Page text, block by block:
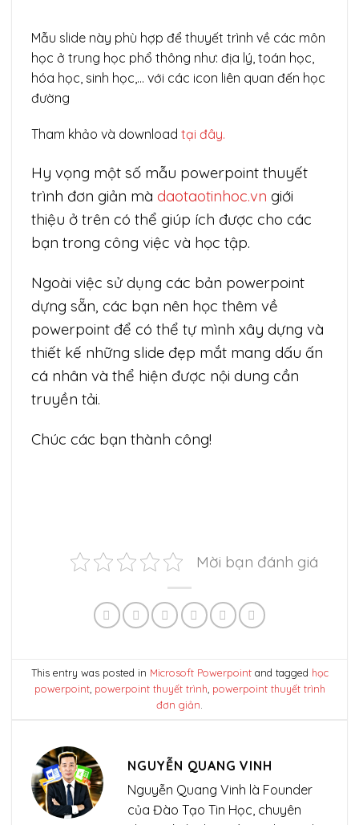
Mẫu slide này phù hợp để thuyết trình về các môn
học ở trung học phổ thông như: địa lý, toán học,
hóa học, sinh học,… với các icon liên quan đến học
đường
Tham khảo và download tại đây.
Hy vọng một số mẫu powerpoint thuyết
trình đơn giản mà daotaotinhoc.vn giới
thiệu ở trên có thể giúp ích được cho các
bạn trong công việc và học tập.
Ngoài việc sử dụng các bản powerpoint
dựng sẵn, các bạn nên học thêm về
powerpoint để có thể tự mình xây dựng và
thiết kế những slide đẹp mắt mang dấu ấn
cá nhân và thể hiện được nội dung cần
truyền tải.
Chúc các bạn thành công!
Mời bạn đánh giá
This entry was posted in Microsoft Powerpointand tagged học
powerpoint, powerpoint thuyết trình powerpoint thuyết trình
đơn giản
NGUYỄN QUANG VINH
Nguyễn Quang Vinh là Founder
của Đào Tạo Tin Học, chuyên